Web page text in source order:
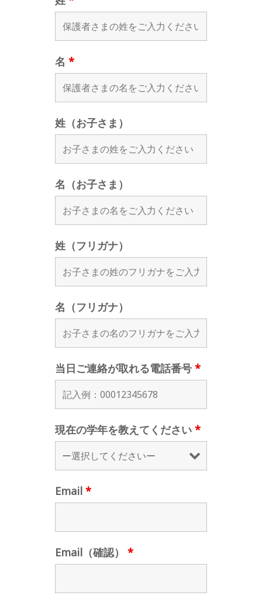
名 *
姓（お子さま）
名（お子さま）
姓（フリガナ）
名（フリガナ）
当日ご連絡が取れる電話番号 *
現在の学年を教えてください *
Email *
Email（確認） *